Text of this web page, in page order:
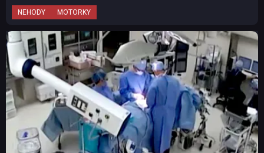
NEHODY MOTORKY